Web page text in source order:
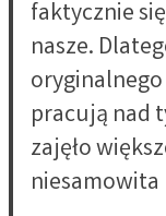
faktycznie
nasze.
pracują nad
zajęło
niesamowita